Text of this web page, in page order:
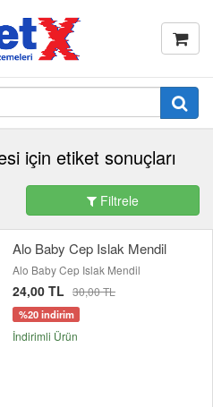
için etiket sonuçları
Filtrele
Alo Baby Cep Islak Mendil
Alo Baby Cep Islak Mendil
24,00 TL 30,00 TL
%20 indirim
İndirimli Ürün